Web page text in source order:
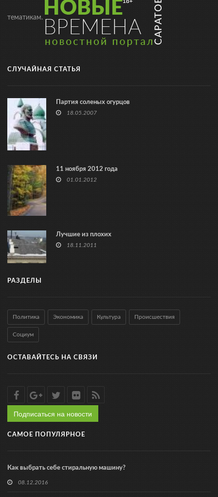
тематикам.
СЛУЧАЙНАЯ СТАТЬЯ
Партия соленых огурцов
18.05.2007
11 ноября 2012 года
01.01.2012
Лучшие из плохих
18.11.2011
РАЗДЕЛЫ
Политика Экономика Культура Происшествия
Социум
ОСТАВАЙТЕСЬ НА СВЯЗИ
Подписаться на новости
САМОЕ ПОПУЛЯРНОЕ
Как выбрать себе стиральную машину?
08.12.2016